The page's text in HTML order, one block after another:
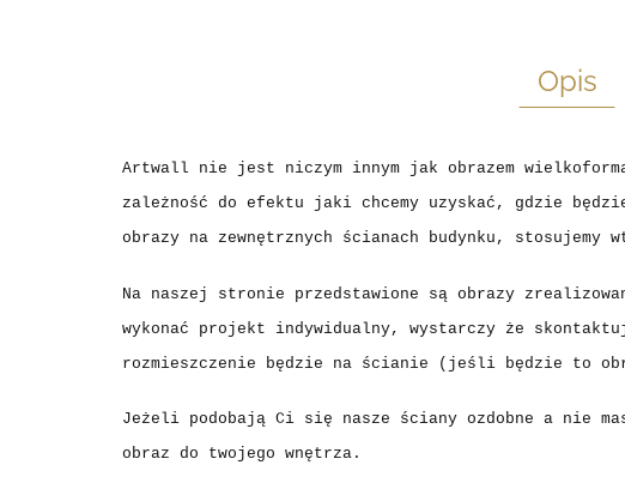
Opis
Artwall nie jest niczym innym jak obrazem
zależność do efektu jaki chcemy uzyskać, gdzie
obrazy na zewnętrznych ścianach budynku, stosujemy
Na naszej stronie przedstawione są obrazy
wykonać projekt indywidualny, wystarczy że
rozmieszczenie będzie na ścianie (jeśli będzie to
Jeżeli podobają Ci się nasze ściany ozdobne a nie
obraz do twojego wnętrza.